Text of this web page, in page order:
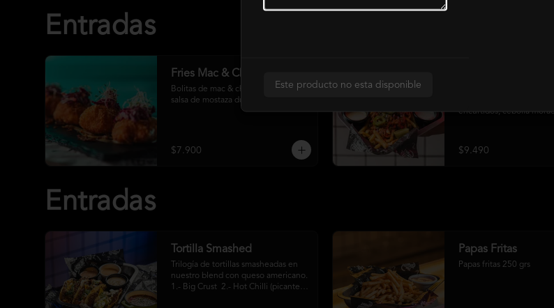
Entradas
Fries Mac & Cheese
Bolitas de mac & cheese fritas con
salsa de mostaza dulce y rotkohl
$7.900
encurtidos, cebolla
$9.490
Entradas
Tortilla Smashed
Trilogía de tortillas smasheadas en
nuestro blend con queso americano.
1.- Big Crust  2.- Hot Chilli (picante)
Papas Fritas
Papas fritas 250 grs
Este producto no esta disponible